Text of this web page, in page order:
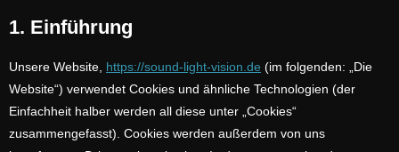
1. Einführung
Unsere Website, https://sound-light-vision.de (im folgenden: „Die
Website“) verwendet Cookies und ähnliche Technologien (der
Einfachheit halber werden all diese unter „Cookies“
zusammengefasst). Cookies werden außerdem von uns